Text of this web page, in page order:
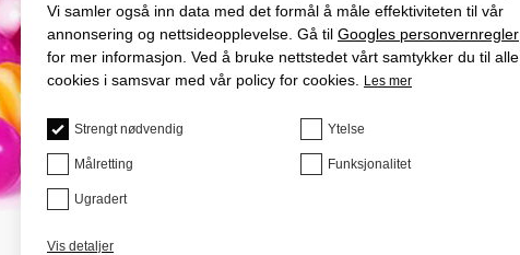
Vi samler også inn data med det formål å måle effektiviteten til vår
annonsering og nettsideopplevelse. Gå til Googles personvernregler
for mer informasjon. Ved å bruke nettstedet vårt samtykker du til alle
cookies i samsvar med vår policy for cookies.
Les mer
Strengt nødvendig Ytelse
Målretting Funksjonalitet
Ugradert
Vis detaljer